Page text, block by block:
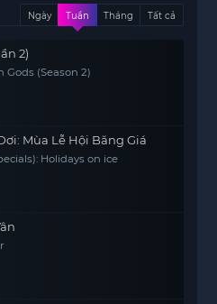
Ngày Tuần Tháng Tất cả
2)
Gods (Season 2)
Mùa Lễ Hội Băng Giá
Holidays on ice